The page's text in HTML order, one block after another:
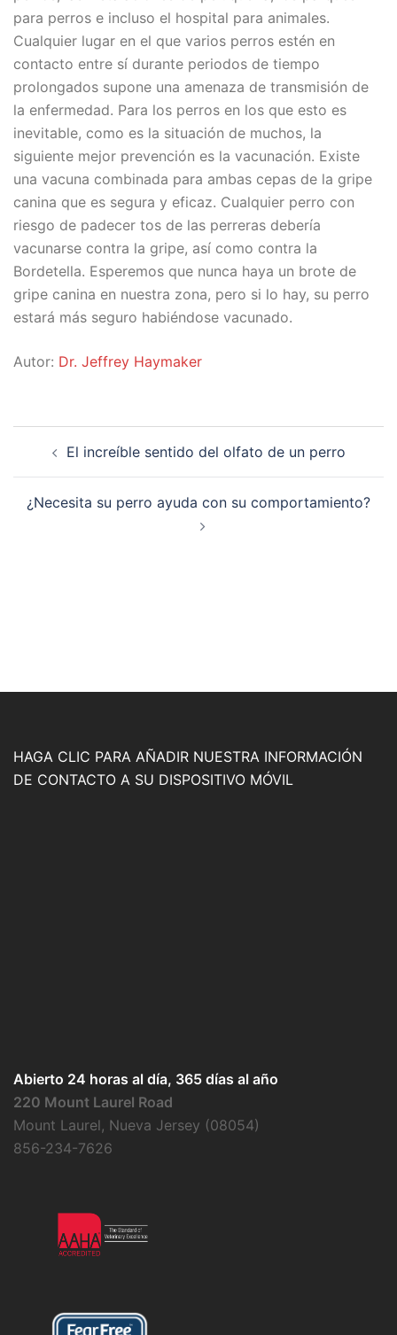
para perros e incluso el hospital para animales.
Cualquier lugar en el que varios perros estén en
contacto entre sí durante periodos de tiempo
prolongados supone una amenaza de transmisión de
la enfermedad. Para los perros en los que esto es
inevitable, como es la situación de muchos, la
siguiente mejor prevención es la vacunación. Existe
una vacuna combinada para ambas cepas de la gripe
canina que es segura y eficaz. Cualquier perro con
riesgo de padecer tos de las perreras debería
vacunarse contra la gripe, así como contra la
Bordetella. Esperemos que nunca haya un brote de
gripe canina en nuestra zona, pero si lo hay, su perro
estará más seguro habiéndose vacunado.
Autor: Dr. Jeffrey Haymaker
posteriorEl increíble sentido del olfato de un perro
¿Necesita su perro ayuda con su comportamiento?
HAGA CLIC PARA AÑADIR NUESTRA INFORMACIÓN
DE CONTACTO A SU DISPOSITIVO MÓVIL
Abierto 24 horas al día, 365 días al año
220 Mount Laurel Road
Mount Laurel, Nueva Jersey (08054)
856-234-7626